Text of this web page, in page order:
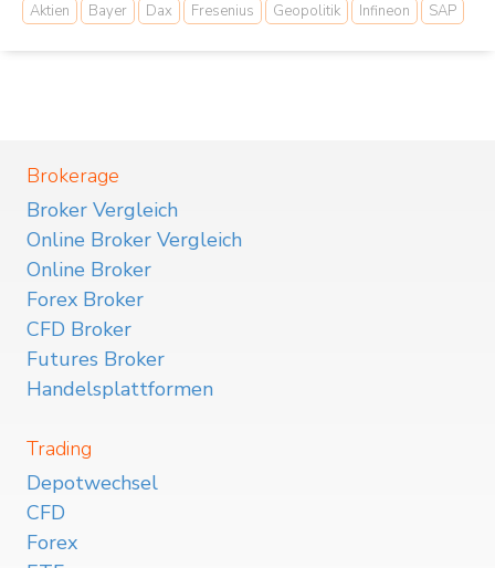
Aktien Bayer Dax Fresenius Geopolitik Infineon SAP
Brokerage
Broker Vergleich
Online Broker Vergleich
Online Broker
Forex Broker
CFD Broker
Futures Broker
Handelsplattformen
Trading
Depotwechsel
CFD
Forex